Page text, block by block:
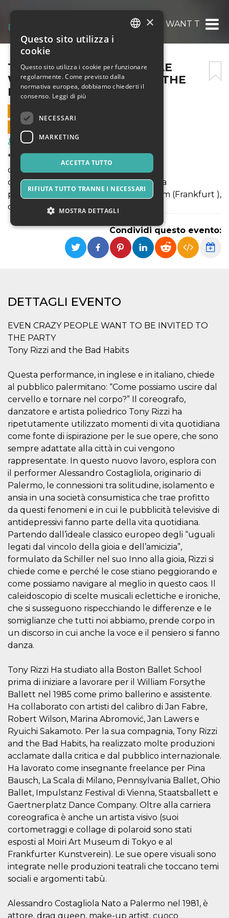
TB22: EVEN CRAZY PEOPLE WANT TO BE
TB22: EVEN CRAZY PEOPLE
WANT TO BE INVITED TO THE
PARTY
7 OTTOBRE 2022 - 21:00
VENDITE ONLINE TERMINATE
Musica, Eventi Live, Club
*** prima nazionale ***
di Toni Rizzi
con Tony Rizzi e Alessandro Costagliola
produzione Kunstlerhaus Mousonturm (Frankfurt ),
con i sostegno di KulturAmt Frankfurt
Condividi questo evento:
DETTAGLI EVENTO
EVEN CRAZY PEOPLE WANT TO BE INVITED TO
THE PARTY
Tony Rizzi and the Bad Habits
Questa performance, in inglese e in italiano, chiede
al pubblico palermitano: “Come possiamo uscire dal
cervello e tornare nel corpo?” Il coreografo,
danzatore e artista poliedrico Tony Rizzi ha
ripetutamente utilizzato momenti di vita quotidiana
come fonte di ispirazione per le sue opere, che sono
sempre adattate alla città in cui vengono
rappresentate. In questo nuovo lavoro, esplora con
il performer Alessandro Costagliola, originario di
Palermo, le connessioni tra solitudine, isolamento e
ansia in una società consumistica che trae profitto
da questi fenomeni e in cui le pubblicità televisive di
antidepressivi fanno parte della vita quotidiana.
Partendo dall’ideale classico europeo degli “uguali
legati dal vincolo della gioia e dell’amicizia”,
formulato da Schiller nel suo Inno alla gioia, Rizzi si
chiede come e perché le cose stiano peggiorando e
come possiamo navigare al meglio in questo caos. Il
caleidoscopio di scelte musicali eclettiche e ironiche,
che si susseguono rispecchiando le differenze e le
somiglianze che tutti noi abbiamo, prende corpo in
un discorso in cui anche la voce e il pensiero si fanno
danza.
Tony Rizzi Ha studiato alla Boston Ballet School
prima di iniziare a lavorare per il William Forsythe
Ballett nel 1985 come primo ballerino e assistente.
Ha collaborato con artisti del calibro di Jan Fabre,
Robert Wilson, Marina Abromović, Jan Lawers e
Ryuichi Sakamoto. Per la sua compagnia, Tony Rizzi
and the Bad Habits, ha realizzato molte produzioni
acclamate dalla critica e dal pubblico internazionale.
Ha lavorato come insegnante freelance per Pina
Bausch, La Scala di Milano, Pennsylvania Ballet, Ohio
Ballet, Impulstanz Festival di Vienna, Staatsballett e
Gaertnerplatz Dance Company. Oltre alla carriera
coreografica è anche un artista visivo (suoi
cortometraggi e collage di polaroid sono stati
esposti al Moiri Art Museum di Tokyo e al
Frankfurter Kunstverein). Le sue opere visuali sono
integrate nelle produzioni teatrali che toccano temi
sociali e argomenti tabù.
Alessandro Costagliola Nato a Palermo nel 1981, è
attore, drag queen, make-up artist, cuoco
×
Questo sito utilizza i
cookie
Questo sito utilizza i cookie per funzionare
regolarmente. Come previsto dalla
normativa europea, dobbiamo chiederti il
consenso. Leggi di più
NECESSARI
MARKETING
ACCETTA TUTTO
RIFIUTA TUTTO TRANNE I NECESSARI
MOSTRA DETTAGLI
Necessari Marketing
Provider /
cf_clearance
Cloudflare,
.oooh.events
1 anno
Clearance
used to no
longer issue a
captcha or
jschallenge
challenge if
present. It is
required to
reach origin
server.
wordpress_test_cookie
Automattic
Inc.
.oooh.events
verifica che il
browser accetti i
cookie.
PHPSESSID
PHP.net
oooh.events
Sessione
Cookie
generato da
applicazioni
basate sul
linguaggio PHP.
Si tratta di un
identificatore
generico
utilizzato per
mantenere le
variabili di
sessione utente.
Normalmente è
un numero
generato in
modo casuale, il
modo in cui
viene utilizzato
può essere
specifico per il
sito, ma un
tra le pagine.
m
Stripe
m.stripe.com
1 anno 1
mese
Questo cookie
viene
generalmente
utilizzato per le
prestazioni e
l'ottimizzazione
elaborazione
dei pagamenti,
facilitando la
memorizzazione
dei contenuti
sul browser per
rendere le
pagine più
veloci.
CookieScriptConsent
CookieScript
oooh.events
4
settimane
2 giorni
Questo cookie
viene utilizzato
dal servizio
Cookie-
Script.com per
consenso sui
cookie dei
visitatori. È
Cookie-
Script.com
funzioni